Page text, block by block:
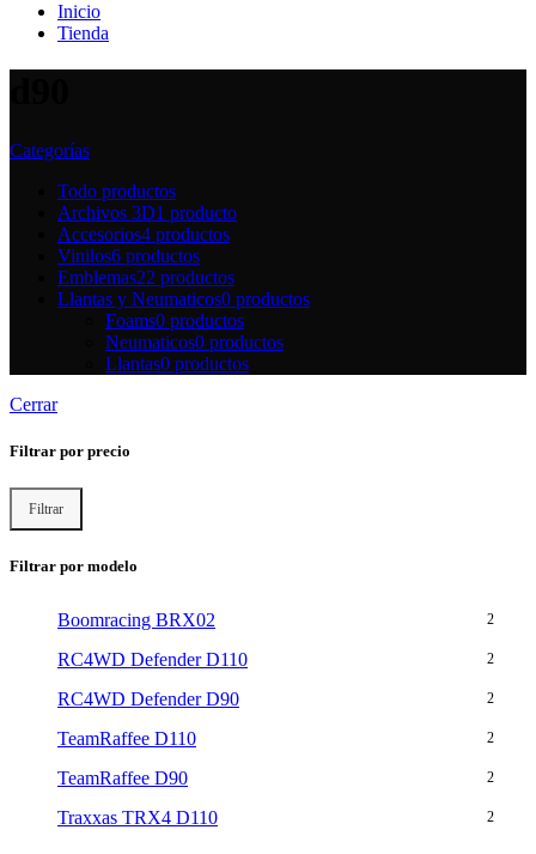
Inicio
Tienda
Categorías
Todo productos
Archivos 3D1 producto
Accesorios4 productos
Vinilos6 productos
Emblemas22 productos
Llantas y Neumaticos0 productos
Foams0 productos
Neumaticos0 productos
Llantas0 productos
Cerrar
Filtrar por precio
Filtrar
Filtrar por modelo
Boomracing BRX02 2
RC4WD Defender D110 2
RC4WD Defender D90 2
TeamRaffee D110 2
TeamRaffee D90 2
Traxxas TRX4 D110 2